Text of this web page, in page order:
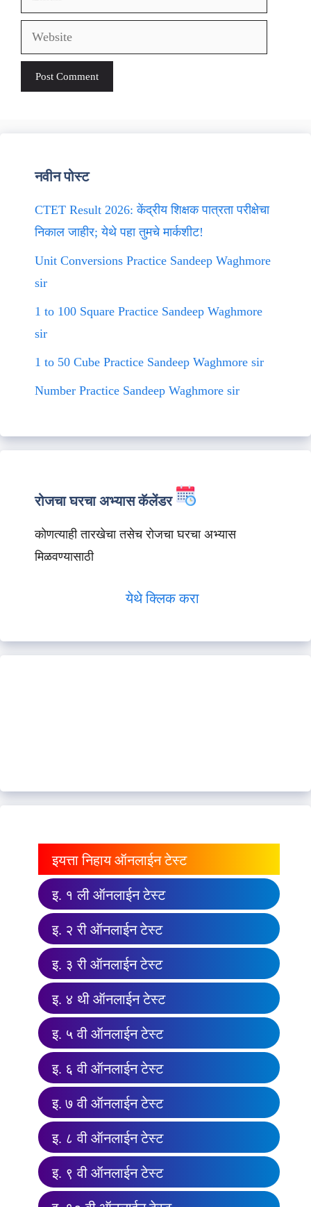
Website
नवीन पोस्ट
CTET Result 2026: केंद्रीय शिक्षक पात्रता परीक्षेचा
निकाल जाहीर; येथे पहा तुमचे मार्कशीट!
Unit Conversions Practice Sandeep Waghmore
sir
1 to 100 Square Practice Sandeep Waghmore
sir
1 to 50 Cube Practice Sandeep Waghmore sir
Number Practice Sandeep Waghmore sir
रोजचा घरचा अभ्यास कॅलेंडर
कोणत्याही तारखेचा तसेच रोजचा घरचा अभ्यास
मिळवण्यासाठी
येथे क्लिक करा
इयत्ता निहाय ऑनलाईन टेस्ट
इ. १ ली ऑनलाईन टेस्ट
इ. २ री ऑनलाईन टेस्ट
इ. ३ री ऑनलाईन टेस्ट
इ. ४ थी ऑनलाईन टेस्ट
इ. ५ वी ऑनलाईन टेस्ट
इ. ६ वी ऑनलाईन टेस्ट
इ. ७ वी ऑनलाईन टेस्ट
इ. ८ वी ऑनलाईन टेस्ट
इ. ९ वी ऑनलाईन टेस्ट